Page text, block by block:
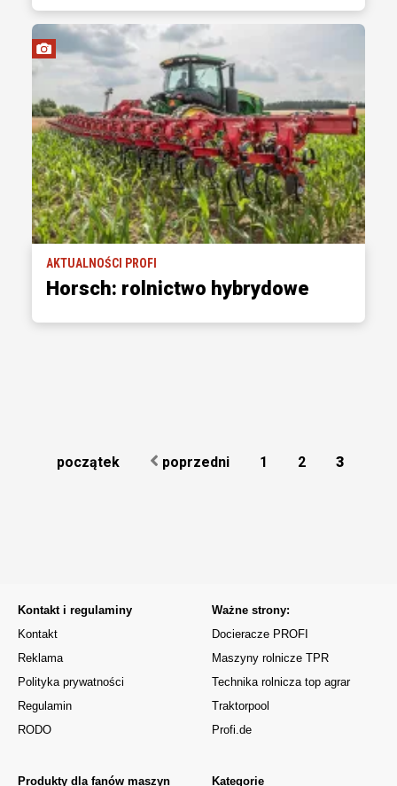
AKTUALNOŚCI PROFI
Horsch: rolnictwo hybrydowe
początek poprzedni 1 2 3
Kontakt i regulaminy
Kontakt
Reklama
Polityka prywatności
Regulamin
RODO
Kategorie
Produkty dla fanów maszyn
Ważne strony:
Docieracze PROFI
Maszyny rolnicze TPR
Technika rolnicza top agrar
Traktorpool
Profi.de